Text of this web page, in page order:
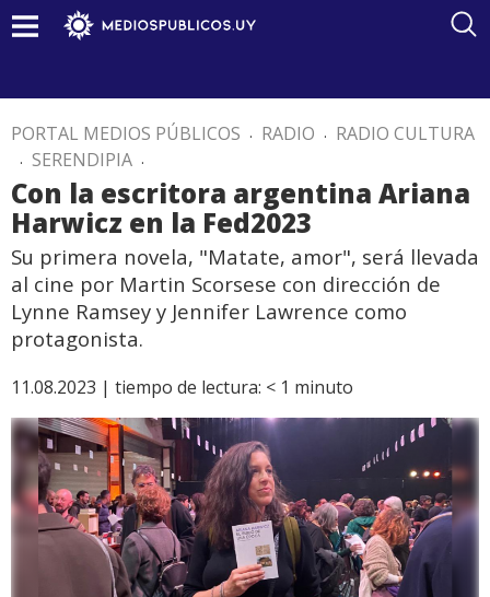
PORTAL MEDIOS PÚBLICOS . RADIO . RADIO CULTURA
. SERENDIPIA .
Con la escritora argentina Ariana
Harwicz en la Fed2023
Su primera novela, "Matate, amor", será llevada
al cine por Martin Scorsese con dirección de
Lynne Ramsey y Jennifer Lawrence como
protagonista.
11.08.2023 | tiempo de lectura: < 1 minuto